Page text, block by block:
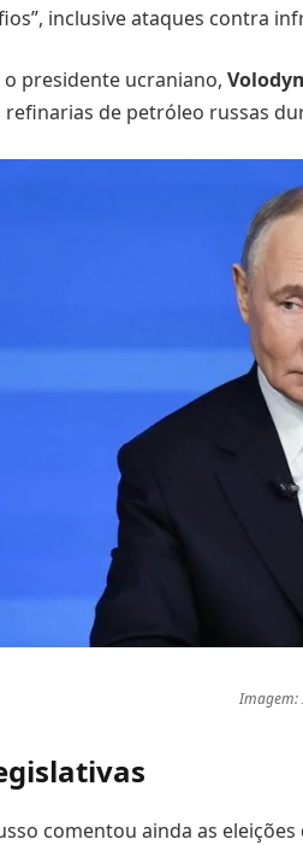
inclusive ataques contra
presidente ucraniano,
de petróleo russas
Imagem:
comentou ainda as